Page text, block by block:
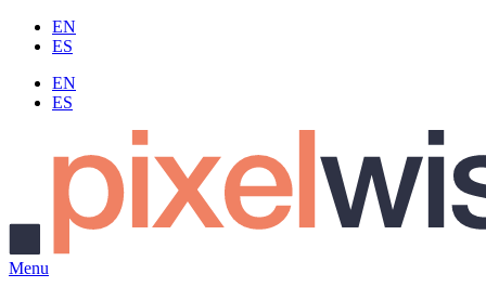
EN
ES
EN
ES
Menu